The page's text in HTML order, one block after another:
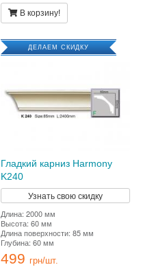
В корзину!
ДЕЛАЕМ СКИДКУ
Гладкий карниз Harmony
K240
Узнать свою скидку
Длина: 2000 мм
Высота: 60 мм
Длина поверхности: 85 мм
Глубина: 60 мм
499 грн/шт.